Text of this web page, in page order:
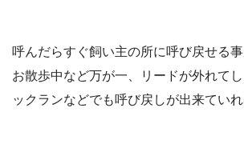
呼んだらすぐ飼い主の所に呼び戻せる事
お散歩中など万が一、リードが外れて
ックランなどでも呼び戻しが出来ていれ